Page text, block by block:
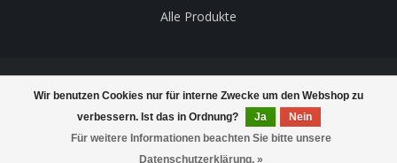
Wir benutzen Cookies nur für interne Zwecke um den Webshop zu
verbessern. Ist das in Ordnung?
Ja
Nein
Für weitere Informationen beachten Sie bitte unsere
Datenschutzerklärung. »
Alle Produkte
© Copyright 2026 Belgian Beer Factory - Powered byLightspeed
Theme byDyvelopment